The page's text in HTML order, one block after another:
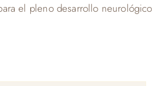
el pleno desarrollo